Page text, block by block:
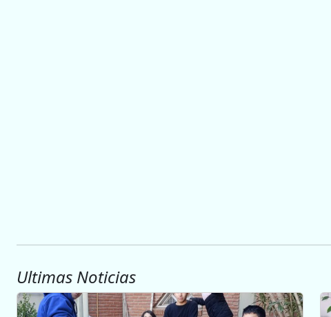
Ultimas Noticias